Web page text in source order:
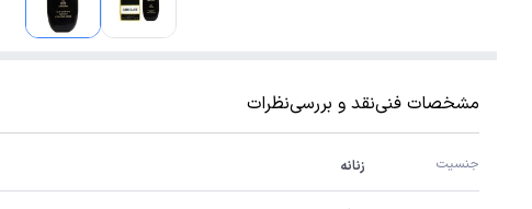
مشخصات فنینقد و بررسینظرات
جنسیت زنانه